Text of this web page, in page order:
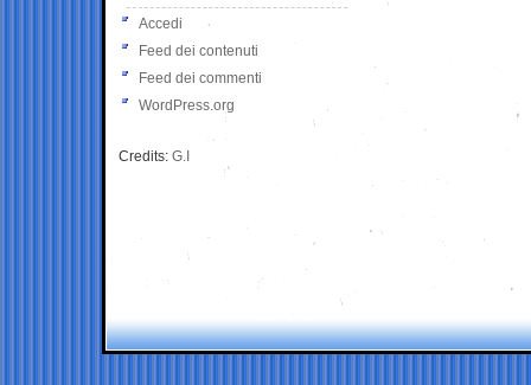
Accedi
Feed dei contenuti
Feed dei commenti
WordPress.org
Credits: G.I